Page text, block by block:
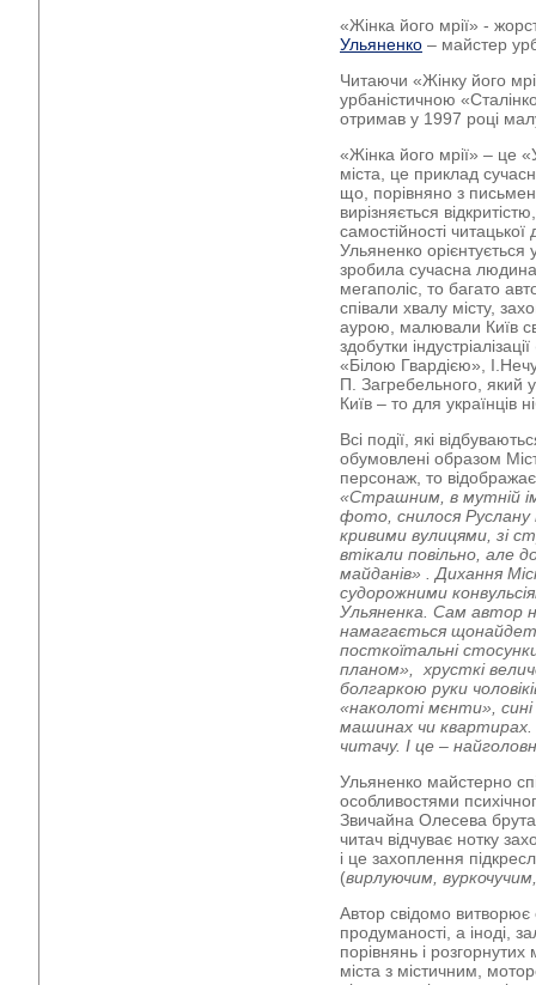
«Жінка його мрії» -
Ульяненко – майстер
Читаючи «Жінку його
урбаністичною
отримав у 1997 році
«Жінка його мрії» – це
міста, це приклад
що, порівняно з
вирізняється
самостійності
Ульяненко
зробила сучасна
мегаполіс, то багато
співали хвалу місту,
аурою, малювали Київ
здобутки
«Білою Гвардією»,
П. Загребельного, який
Київ – то для українців
Всі події, які
обумовлені образом
персонаж, то
«Страшним, в мутній
фото, снилося
кривими вулицями, зі
втікали повільно, але
майданів» . Дихання
судорожними
Ульяненка. Сам автор
намагається
посткоїтальні
планом», хрусткі
болгаркою руки
«наколоті мєнти», сині
машинах чи
читачу. І це –
Ульяненко майстерно
особливостями
Звичайна Олесева
читач відчуває нотку
i це захоплення
(вирлу­ючим,
Автор свідомо витворює
продуманості, а іноді,
порівнянь і
міста з містичним,